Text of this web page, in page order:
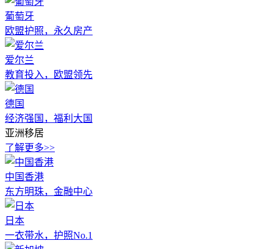
葡萄牙
欧盟护照，永久房产
爱尔兰
教育投入，欧盟领先
德国
经济强国，福利大国
亚洲移居
了解更多>>
中国香港
东方明珠，金融中心
日本
一衣带水，护照No.1